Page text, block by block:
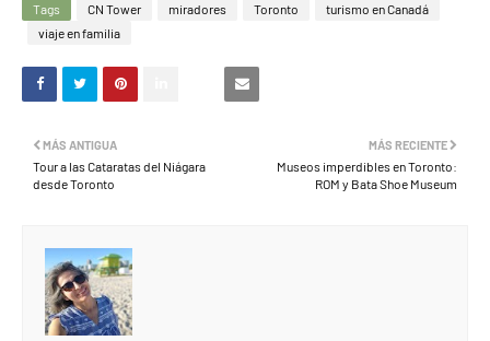
Tags CN Tower miradores Toronto
turismo en Canadá
viaje en familia
MÁS RECIENTE
Museos imperdibles en Toronto:
ROM y Bata Shoe Museum
MÁS ANTIGUA
Tour a las Cataratas del Niágara
desde Toronto